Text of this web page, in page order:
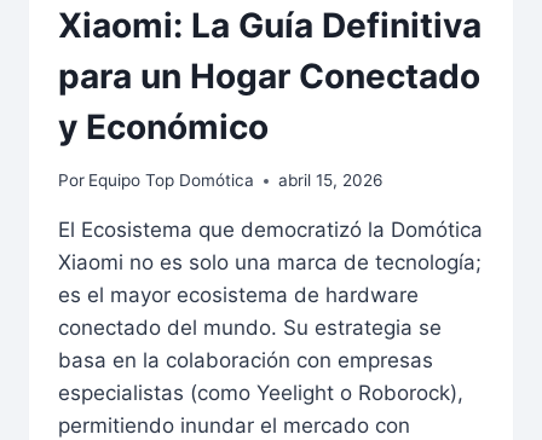
Xiaomi: La Guía Definitiva
para un Hogar Conectado
y Económico
Por Equipo Top Domótica abril 15, 2026
El Ecosistema que democratizó la Domótica
Xiaomi no es solo una marca de tecnología;
es el mayor ecosistema de hardware
conectado del mundo. Su estrategia se
basa en la colaboración con empresas
especialistas (como Yeelight o Roborock),
permitiendo inundar el mercado con